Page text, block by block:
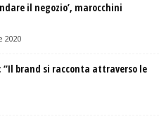
il negozio’, marocchini
2020
“Il brand si racconta attraverso le